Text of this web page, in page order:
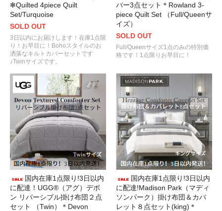
✻Quilted 4piece Quilt
Set/Turquoise
SOLD OUT
3日以内にお届けします！在庫1点限
り！お早目に！Bohoスタイルのお
洒落なキルトカバーセットです
♪Twinサイズです。
バー3点セット＊Rowland 3-
piece Quilt Set （Full/Queenサ
イズ）
SOLD OUT
Full/Queenサイズ1点のみの特別価
格です！1点限りお早目に！
国内在庫1点限り!3日以内
に配達！UGG®（アグ）デボ
ン リバーシブル掛け布団２点
セット （Twin）＊Devon
国内在庫1点限り!3日以内
に配達!Madison Park（マディ
ソンパーク）掛け布団＆カバ
レット８点セット(king)＊